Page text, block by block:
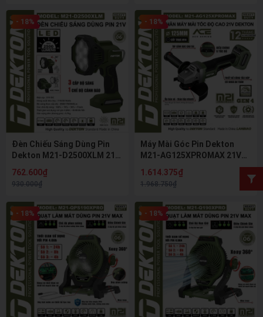
- 18%
Đèn Chiếu Sáng Dùng Pin
Dekton M21-D2500XLM 21V
Đèn LED Cầm Tay Công
Trình
762.600₫
930.000₫
- 18%
Máy Mài Góc Pin Dekton
M21-AG125XPROMAX 21V
Chỉnh 6 Tốc Độ, Cốt M14
1.614.375₫
1.968.750₫
- 18% - 18%